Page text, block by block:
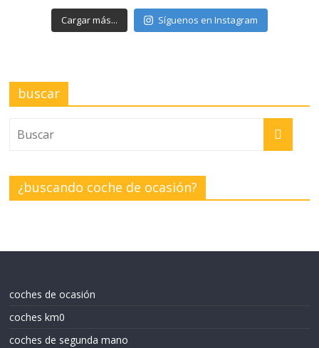
Cargar más... Síguenos en Instagram
buscar
¿buscando coche de ocasión?
coches de ocasión
coches km0
coches de segunda mano